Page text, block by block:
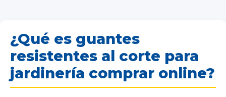
¿Qué es guantes
resistentes al corte para
jardinería comprar online?